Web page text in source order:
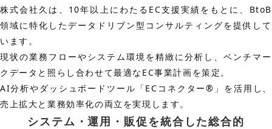
株式会社久は、10年以上にわたるEC支援実績をもとに、BtoB
領域に特化したデータドリブン型コンサルティングを提供して
います。
現状の業務フローやシステム環境を精緻に分析し、ベンチマー
クデータと照らし合わせて最適なEC事業計画を策定。
AI分析やダッシュボードツール「ECコネクター®」を活用し、
売上拡大と業務効率化の両立を実現します。
システム・運用・販促を統合した総合的